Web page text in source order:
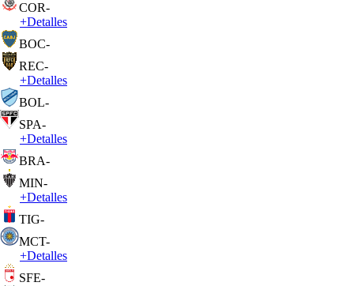
COR-
+Detalles
BOC-
REC-
+Detalles
BOL-
SPA-
+Detalles
BRA-
MIN-
+Detalles
TIG-
MCT-
+Detalles
SFE-